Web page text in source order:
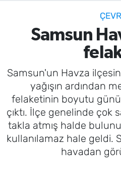
Samsun
Samsun'un Havza
yağışın ardından
felaketinin boyutu
çıktı. İlçe genelinde çok
takla atmış halde
kullanılamaz hale geldi.
havadan